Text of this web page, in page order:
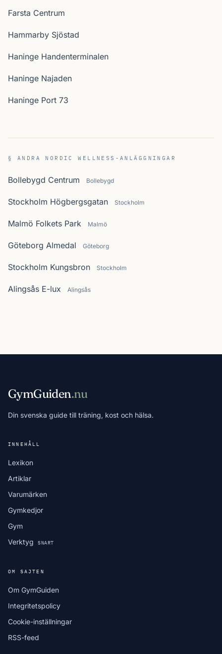
Farsta Centrum
Hammarby Sjöstad
Haninge Handenterminalen
Haninge Najaden
Haninge Port 73
§ ANDRA NORDIC WELLNESS-ANLÄGGNINGAR
Bollebygd Centrum Bollebygd
Stockholm Högbergsgatan Stockholm
Malmö Folkets Park Malmö
Göteborg Almedal Göteborg
Stockholm Kungsbron Stockholm
Alingsås E-lux Alingsås
GymGuiden.nu
Din svenska guide till träning, kost och hälsa.
INNEHÅLL
Lexikon
Artiklar
Varumärken
Gymkedjor
Gym
Verktyg
SNART
OM SAJTEN
Om GymGuiden
Integritetspolicy
Cookie-inställningar
RSS-feed